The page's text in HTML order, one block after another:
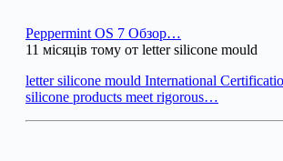
Peppermint OS 7 Обзор…
11 місяців тому от letter silicone mould
letter silicone mould International
silicone products meet rigorous…